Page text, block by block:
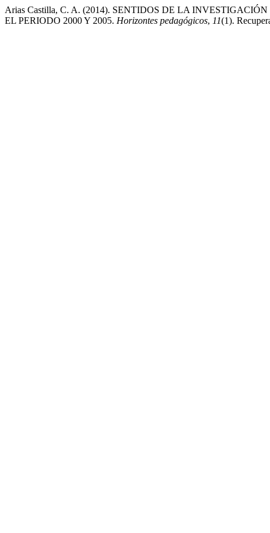
Arias Castilla, C. A. (2014). SENTIDOS DE LA
EL PERIODO 2000 Y 2005. Horizontes pedagógicos, 11(1).